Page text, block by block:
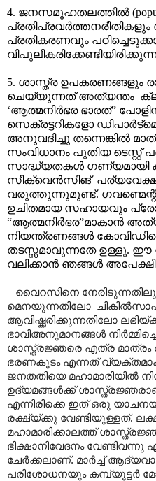
4. ജനസമൂഹതലത്തിൽ
പ്രതികരണവും
5. ശാസ്ത്ര ഉപകരണങ്ങളും
ചെയ്യുന്നത് അത്യന്തം
‘ആത്മനിർഭര ഭാരത്”
സെക്രട്ടറികളോ
അനുവദിച്ചു തന്നെങ്കിൽ
സംവിധാനം പുതിയ ടെസ്റ്റ്
സാദ്ധ്യതകൾ ഗണ്യമായി
സീക്വെൻസിങ്
വരുത്തുന്നുമുണ്ട്.
ഉചിതമായ സഹായവും
“ആത്മനിർഭര”മാകാൻ
നിയന്ത്രണങ്ങൾ
തടസ്സമാവുന്നതേ ഉള്ളു. ഈ
വലിക്കാൻ ഞങ്ങൾ
വൈറസിനെ
മെനയുന്നതിലോ
ആവിഷ്ക്കരിക്കുന്നതിലോ
ഭാവിഅനുമാനങ്ങൾ
ശാസ്ത്രജ്ഞരെ എത്ര മാത്രം
ഭരണകൂടം എന്നത്
ജനതതിയെ മഹാമാരിയിൽ
ഉദ്യമങ്ങൾക്ക്
എന്നിരിക്കെ ഇത് ഒരു
രക്ഷ്യ്ക്കു വേണ്ടിയുള്ളത്.
മഹാമാരിക്കാലത്ത്
ഭിക്ഷാനിവേദനം വേണ്ടിവന്നു
ചേർക്കലാണ്. മാർച്ച്
പരിശോധനയും കമ്പ്യൂട്ടർ